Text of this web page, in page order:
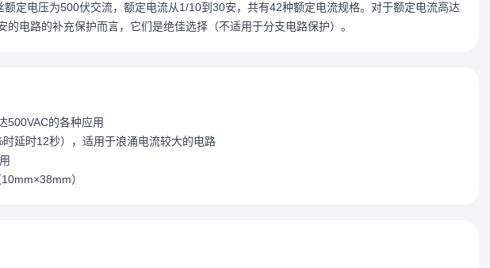
额定电压为500伏交流，额定电流从1/10到30安，共有42种额定电流规格。对于额定电流高达
电路的补充保护而言，它们是绝佳选择（不适用于分支电路保护）。
500VAC的各种应用
延时12秒），适用于浪涌电流较大的电路
）